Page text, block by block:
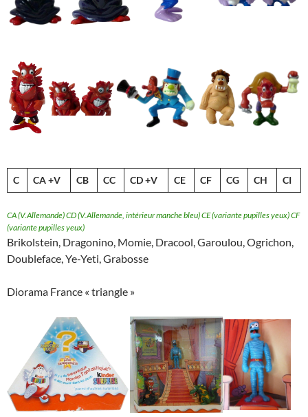
C CA +V CB CC CD +V CE CF CG CH CI
CA (V.Allemande) CD (V.Allemande, intérieur manche bleu) CE (variante pupilles yeux) CF
(variante pupilles yeux)
Brikolstein, Dragonino, Momie, Dracool, Garoulou, Ogrichon,
Doubleface, Ye-Yeti, Grabosse
Diorama France « triangle »